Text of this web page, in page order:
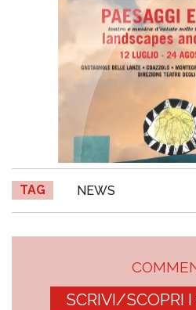
TAG NEWS
SCRIVI/SCOPRI